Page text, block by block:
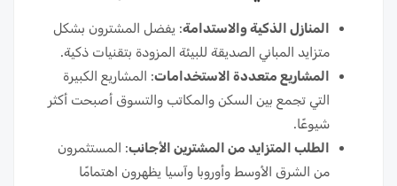
المنازل الذكية والاستدامة: يفضل المشترون بشكل
متزايد المباني الصديقة للبيئة المزودة بتقنيات ذكية.
المشاريع متعددة الاستخدامات: المشاريع الكبيرة
التي تجمع بين السكن والمكاتب والتسوق أصبحت أكثر
شيوعًا.
الطلب المتزايد من المشترين الأجانب: المستثمرون
من الشرق الأوسط وأوروبا وآسيا يظهرون اهتمامًا